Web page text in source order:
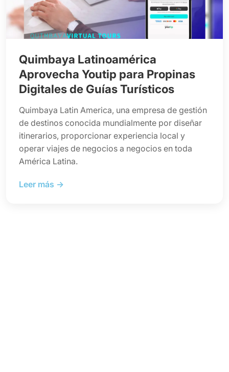
Quimbaya Latinoamérica
Aprovecha Youtip para Propinas
Digitales de Guías Turísticos
Quimbaya Latin America, una empresa de gestión
de destinos conocida mundialmente por diseñar
itinerarios, proporcionar experiencia local y
operar viajes de negocios a negocios en toda
América Latina.
Leer más →